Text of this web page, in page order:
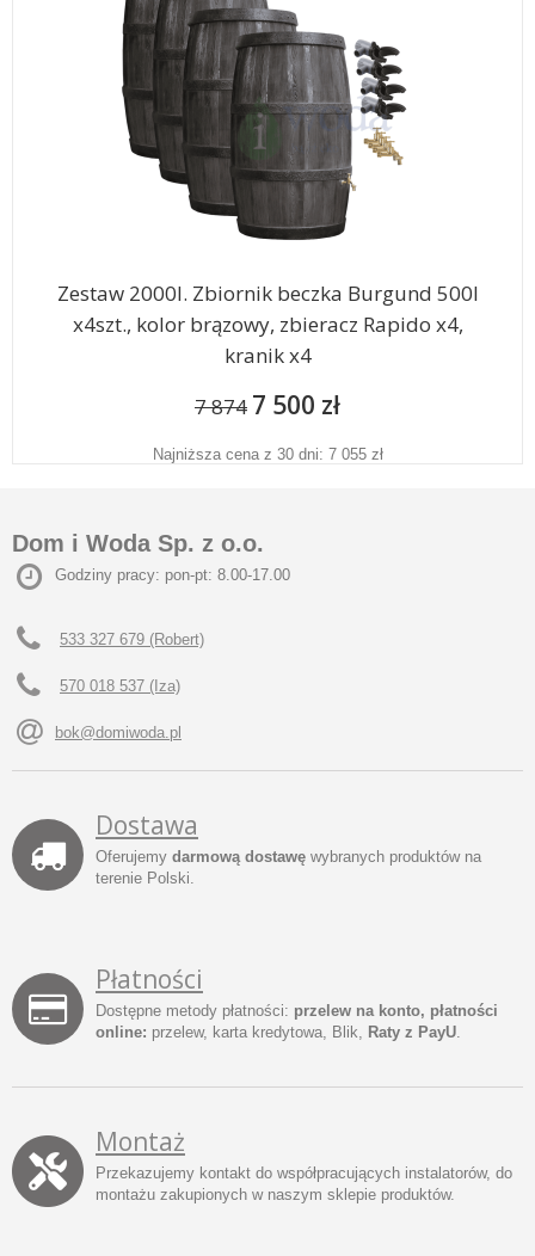
Zestaw 2000l. Zbiornik beczka Burgund 500l
x4szt., kolor brązowy, zbieracz Rapido x4,
kranik x4
7 874 7 500 zł
Najniższa cena z 30 dni: 7 055 zł
Dom i Woda Sp. z o.o.
Godziny pracy: pon-pt: 8.00-17.00
533 327 679 (Robert)
570 018 537 (Iza)
bok@domiwoda.pl
Dostawa
Oferujemy darmową dostawę wybranych produktów na
terenie Polski.
Płatności
Dostępne metody płatności: przelew na konto, płatności
online: przelew, karta kredytowa, Blik, Raty z PayU.
Montaż
Przekazujemy kontakt do współpracujących instalatorów, do
montażu zakupionych w naszym sklepie produktów.